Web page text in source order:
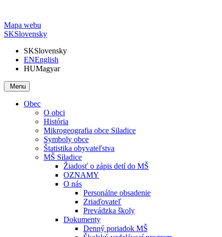
Mapa webu
SKSlovensky
SKSlovensky
ENEnglish
HUMagyar
Menu
Obec
O obci
História
Mikrogeografia obce Siladice
Symboly obce
Štatistika obyvateľstva
MŠ Siladice
Žiadosť o zápis detí do MŠ
OZNAMY
O nás
Personálne obsadenie
Zriaďovateľ
Prevádzka školy
Dokumenty
Denný poriadok MŠ